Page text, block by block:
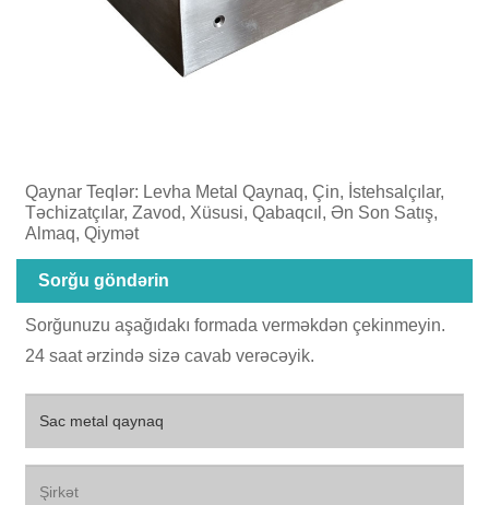
Qaynar Teqlər: Levha Metal Qaynaq, Çin, İstehsalçılar,
Təchizatçılar, Zavod, Xüsusi, Qabaqcıl, Ən Son Satış,
Almaq, Qiymət
Sorğu göndərin
Sorğunuzu aşağıdakı formada verməkdən çekinmeyin.
24 saat ərzində sizə cavab verəcəyik.